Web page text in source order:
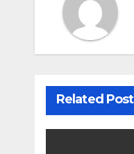
Related Post